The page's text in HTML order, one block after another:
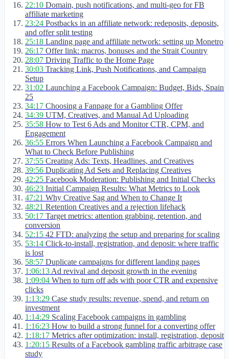
22:10 Domain, push notifications, and multi-geo for FB
affiliate marketing
23:24 Postbacks in an affiliate network: redeposits, deposits,
and offer split testing
25:18 Landing page and affiliate network: setting up Monetro
26:17 Offer link: macros, bonuses and the Strait Country
28:07 Driving Traffic to the Home Page
30:03 Tracking Link, Push Notifications, and Campaign
Setup
31:02 Launching a Facebook Campaign: Budget, Bids, Spain
25
34:17 Choosing a Fanpage for a Gambling Offer
34:39 UTM, Creatives, and Manual Ad Uploading
35:58 How to Test 6 Ads and Monitor CTR, CPM, and
Engagement
36:55 Errors When Launching a Facebook Campaign and
What to Check Before Publishing
37:55 Creating Ads: Texts, Headlines, and Creatives
39:56 Duplicating Ad Sets and Replacing Creatives
42:25 Facebook Moderation: Publishing and Initial Checks
46:23 Initial Campaign Results: What Metrics to Look
47:21 Why Creative Sag and When to Change It
48:21 Retention Creatives and a rejection lifehack
50:17 Target metrics: attention grabbing, retention, and
conversion
52:15 42 FTD: analyzing the setup and preparing for scaling
53:14 Click-to-install, registration, and deposit: where traffic
is lost
58:57 Duplicate campaigns for different landing pages
1:06:13 Ad revival and deposit growth in the evening
1:09:04 When to turn off ads with poor CTR and expensive
clicks
1:13:29 Case study results: revenue, spend, and return on
investment
1:14:29 Scaling Facebook campaigns in gambling
1:16:23 How to build a strong funnel for a converting offer
1:18:17 Metrics after optimization: install, registration, deposit
1:20:15 Results of a Facebook gambling traffic arbitrage case
study